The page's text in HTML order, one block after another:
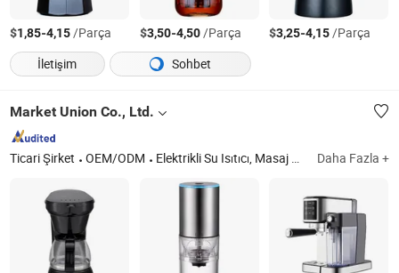
$1,85-4,15/Parça $3,50-4,50/Parça $3,25-4,15/Parça
İletişim
Sohbet
Market Union Co., Ltd.
Ticari Şirket OEM/ODM Elektrikli Su Isıtıcı, Masaj Aleti, Saç Kurutma Makinesi, Isıtıcı, Elektrikli Izgara, Nemlendirici, Saç Düzleştirici, Mikser, Güzellik Aleti, Elektronikler Daha Fazla +